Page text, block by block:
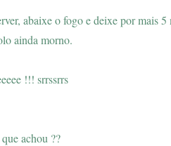
abaixe o fogo e deixe por mais 5
ainda morno.
!!! srrssrrs
achou ??